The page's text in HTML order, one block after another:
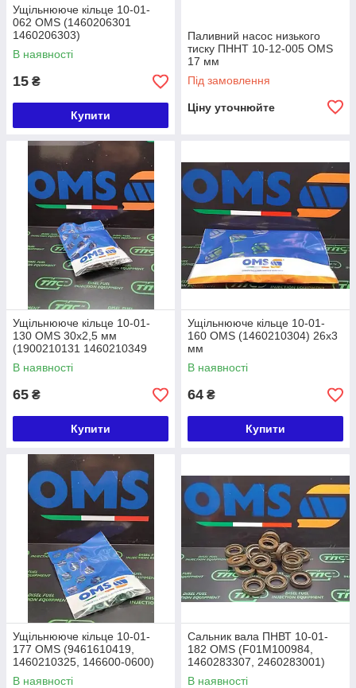
Ущільнююче кільце 10-01-
062 OMS (1460206301
1460206303)
В наявності
15 ₴
Купити
Паливний насос низького
тиску ПННТ 10-12-005 OMS
17 мм
(1467030301, 1467030302,
1467030306, 1467030309)
IVECO / RENAULT / VOLVO
Під замовлення
Ціну уточнюйте
Ущільнююче кільце 10-01-
130 OMS 30х2,5 мм
(1900210131 1460210349
9461610418 SPACO03428)
В наявності
65 ₴
Купити
Ущільнююче кільце 10-01-
160 OMS (1460210304) 26х3
мм
В наявності
64 ₴
Купити
Ущільнююче кільце 10-01-
177 OMS (9461610419,
1460210325, 146600-0600)
7,50x2,00
В наявності
Сальник вала ПНВТ 10-01-
182 OMS (F01M100984,
1460283307, 2460283001)
7,3X31X20
В наявності